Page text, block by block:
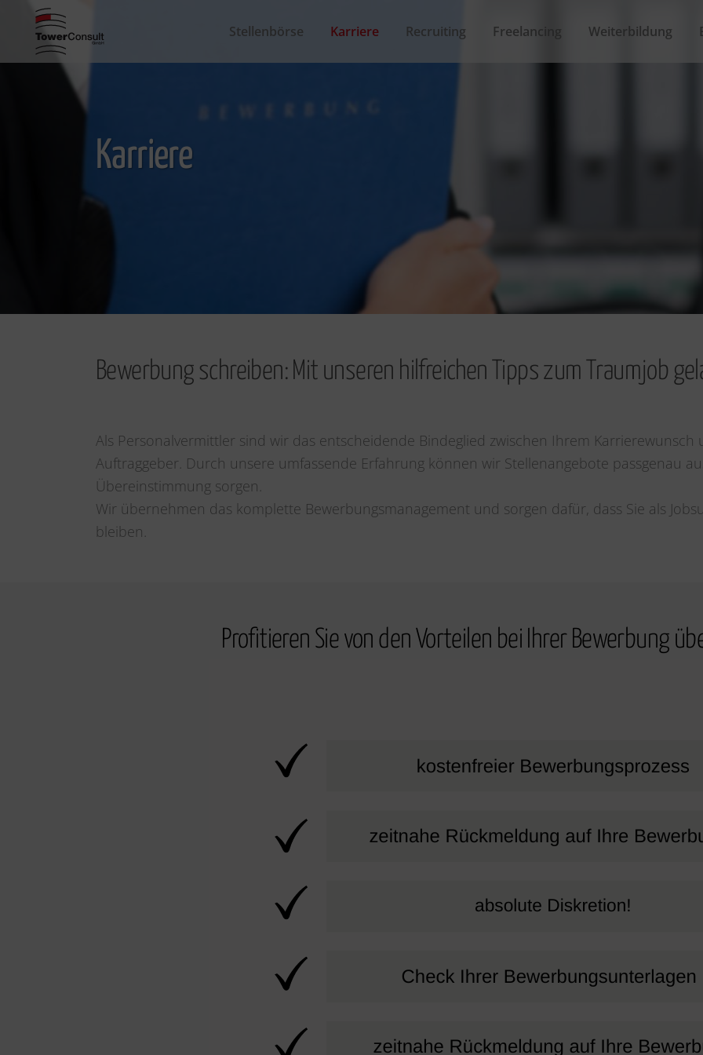
Stellenbörse Karriere Recruiting Freelancing Weiterbildung
Karriere
Bewerbung schreiben: Mit unseren hilfreichen Tipps zum Traumjob
Als Personalvermittler sind wir das entscheidende Bindeglied zwischen Ihrem
Auftraggeber. Durch unsere umfassende Erfahrung können wir Stellenangebote passgenau
Übereinstimmung sorgen.
Wir übernehmen das komplette Bewerbungsmanagement und sorgen dafür, dass Sie als
bleiben.
Profitieren Sie von den Vorteilen bei Ihrer Bewerbung